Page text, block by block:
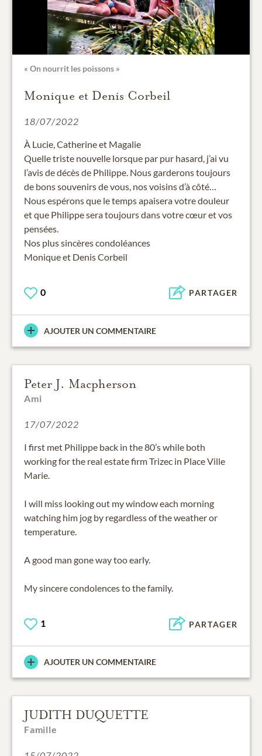
« On nourrit les poissons »
Monique et Denis Corbeil
18/07/2022
À Lucie, Catherine et Magalie
Quelle triste nouvelle lorsque par pur hasard, j’ai vu
l’avis de décès de Philippe. Nous garderons toujours
de bons souvenirs de vous, nos voisins d’à côté…
Nous espérons que le temps apaisera votre douleur
et que Philippe sera toujours dans votre cœur et vos
pensées.
Nos plus sincères condoléances
Monique et Denis Corbeil
0 PARTAGER
AJOUTER UN COMMENTAIRE
Peter J. Macpherson
Ami
17/07/2022
I first met Philippe back in the 80’s while both
working for the real estate firm Trizec in Place Ville
Marie.
I will miss looking out my window each morning
watching him jog by regardless of the weather or
temperature.
A good man gone way too early.
My sincere condolences to the family.
1 PARTAGER
AJOUTER UN COMMENTAIRE
JUDITH DUQUETTE
Famille